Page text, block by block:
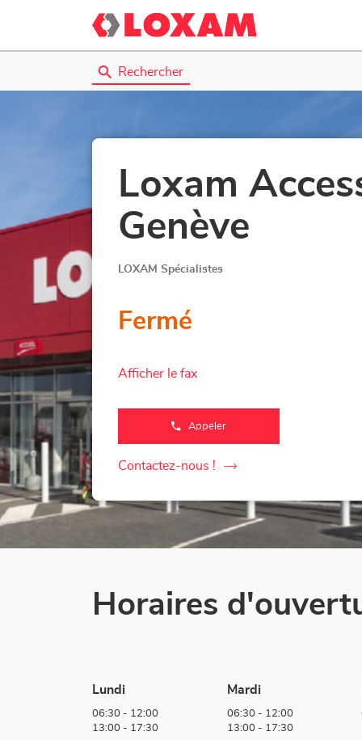
Rechercher
Loxam
Genève
LOXAM Spécialistes
Fermé
Afficher le fax
Appeler
Afficher
de
téléphone
de
vente
Access
Contactez-nous !
le
de
Horaires
Lundi
06:30 - 12:00
13:00 - 17:30
Mardi
06:30 - 12:00
13:00 - 17:30